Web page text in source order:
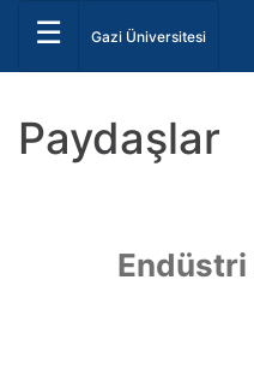
☰ Gazi Üniversitesi
Paydaşlar